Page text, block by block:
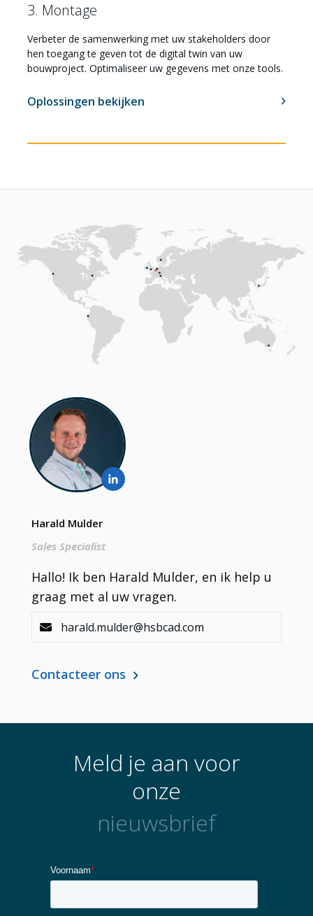
3. Montage
Verbeter de samenwerking met uw stakeholders door
hen toegang te geven tot de digital twin van uw
bouwproject. Optimaliseer uw gegevens met onze tools.
Oplossingen bekijken
Harald Mulder
Sales Specialist
Hallo! Ik ben Harald Mulder, en ik help u
graag met al uw vragen.
harald.mulder@hsbcad.com
Contacteer ons
Meld je aan voor
onze
nieuwsbrief